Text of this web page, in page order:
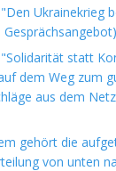
Ukrainekrieg
Gesprächsangebot)
statt
dem Weg zum
aus dem
gehört die
von unten